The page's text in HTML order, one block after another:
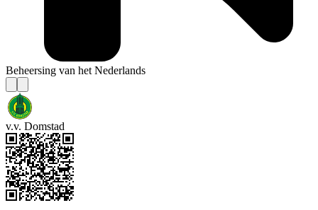
Beheersing van het Nederlands
v.v. Domstad